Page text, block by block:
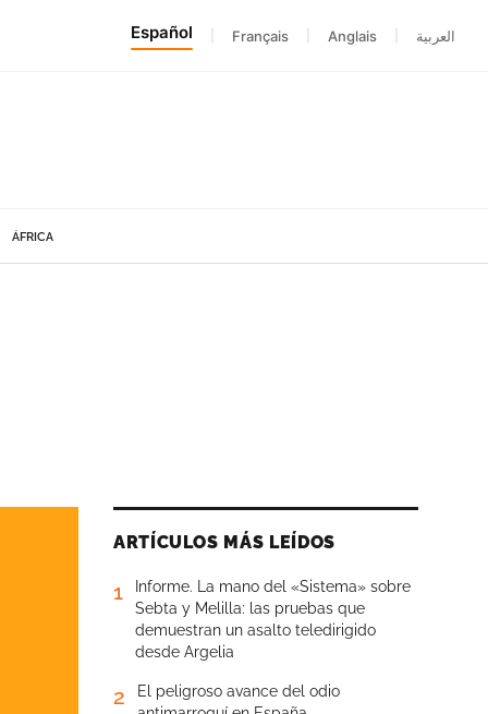
Español Français Anglais العربية
ÁFRICA
ARTÍCULOS MÁS LEÍDOS
1
Informe. La mano del «Sistema» sobre
Sebta y Melilla: las pruebas que
demuestran un asalto teledirigido
desde Argelia
2
El peligroso avance del odio